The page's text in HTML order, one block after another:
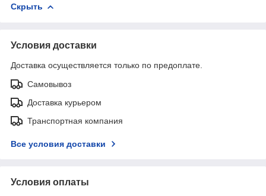
Скрыть
Условия доставки
Доставка осуществляется только по предоплате.
Самовывоз
Доставка курьером
Транспортная компания
Все условия доставки
Условия оплаты